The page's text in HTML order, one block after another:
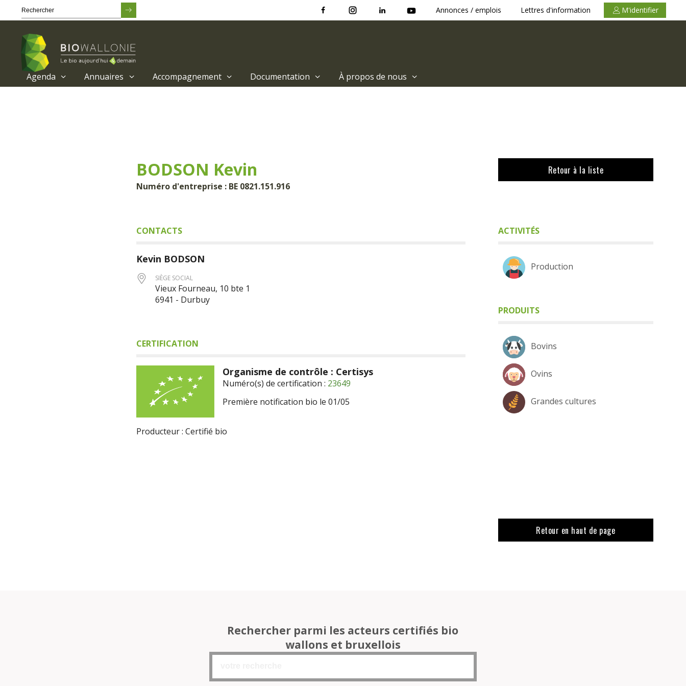
Annonces / emplois Lettres d'information M'identifier
Agenda Annuaires Accompagnement Documentation À propos de nous
BODSON Kevin
Numéro d'entreprise : BE 0821.151.916
CONTACTS
Kevin BODSON
SIÈGE SOCIAL
Vieux Fourneau, 10 bte 1
6941 - Durbuy
CERTIFICATION
Organisme de contrôle : Certisys
Numéro(s) de certification : 23649
Première notification bio le 01/05
Producteur : Certifié bio
Retour à la liste
ACTIVITÉS
Production
PRODUITS
Bovins
Ovins
Grandes cultures
Retour en haut de page
Rechercher parmi les acteurs certifiés bio
wallons et bruxellois